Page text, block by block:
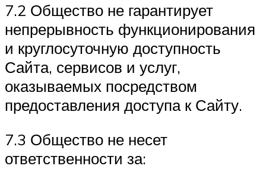
7.2 Общество не гарантирует
непрерывность функционирования
и круглосуточную доступность
Сайта, сервисов и услуг,
оказываемых посредством
предоставления доступа к Сайту.
7.3 Общество не несет
ответственности за: